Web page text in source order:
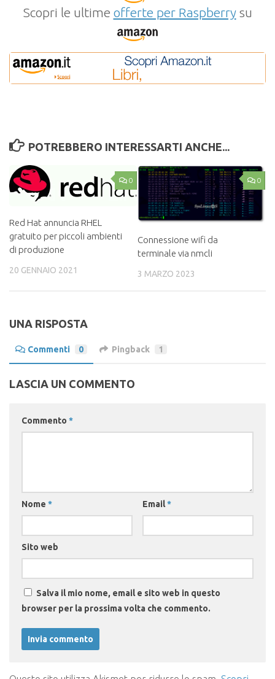
Scopri le ultime offerte per Raspberrysu
POTREBBERO INTERESSARTI ANCHE...
0
Red Hat annuncia RHEL
gratuito per piccoli ambienti
di produzione
20 GENNAIO 2021
0
Connessione wifi da
terminale via nmcli
3 MARZO 2023
UNA RISPOSTA
Commenti 0 Pingback 1
LASCIA UN COMMENTO
Commento *
Nome * Email*
Sito web
Salva il mio nome, email e sito web in questo
browser per la prossima volta che commento.